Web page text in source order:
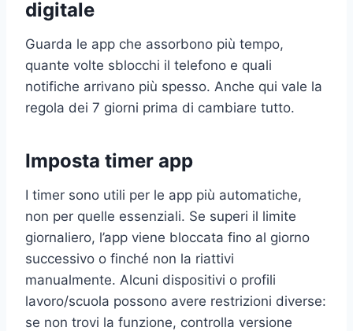
digitale
Guarda le app che assorbono più tempo,
quante volte sblocchi il telefono e quali
notifiche arrivano più spesso. Anche qui vale la
regola dei 7 giorni prima di cambiare tutto.
Imposta timer app
I timer sono utili per le app più automatiche,
non per quelle essenziali. Se superi il limite
giornaliero, l’app viene bloccata fino al giorno
successivo o finché non la riattivi
manualmente. Alcuni dispositivi o profili
lavoro/scuola possono avere restrizioni diverse:
se non trovi la funzione, controlla versione